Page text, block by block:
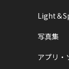
Light＆
写真集
アプリ・